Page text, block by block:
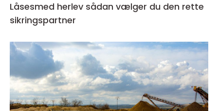
Låsesmed herlev sådan vælger du den rette
sikringspartner